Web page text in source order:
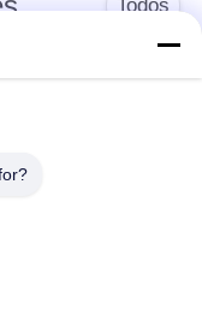
Todos
plástico de la